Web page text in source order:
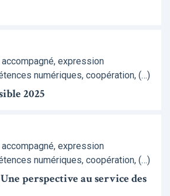
expression
numériques, coopération, (…)
2025
expression
numériques, coopération, (…)
perspective au service des